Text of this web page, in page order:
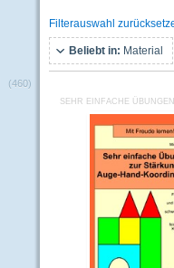
(460)
Filterauswahl
Beliebt in: Material
SEHR EINFACHE